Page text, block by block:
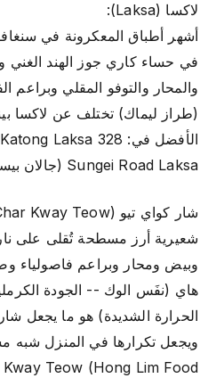
لاكسا (Laksa):
أشهر أطباق المعكرونة في
في حساء كاري جوز الهند الغني
والمحار والتوفو المقلي وبراعم
(طراز ليماك) تختلف عن لاكسا
Sungei Road Laksa (جالان بيسار).
شار كواي تيو (Char Kway Teow):
شعيرية أرز مسطحة تُقلى على
وبيض ومحار وبراعم فاصولياء
هاي (نفَس الوك -- الجودة
الحرارة الشديدة) هو ما يجعل شار
ويجعل تكرارها في المنزل شبه
Teow (Hong Lim Food